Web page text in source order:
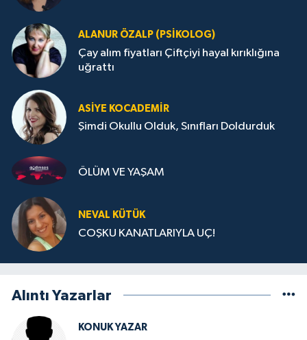
ALANUR ÖZALP (PSIKOLOG)
Çay alım fiyatları Çiftçiyi hayal kırıklığına
uğrattı
ASIYE KOCADEMİR
Şimdi Okullu Olduk, Sınıfları Doldurduk
ÖLÜM VE YAŞAM
NEVAL KÜTÜK
COŞKU KANATLARIYLA UÇ!
Alıntı Yazarlar
KONUK YAZAR